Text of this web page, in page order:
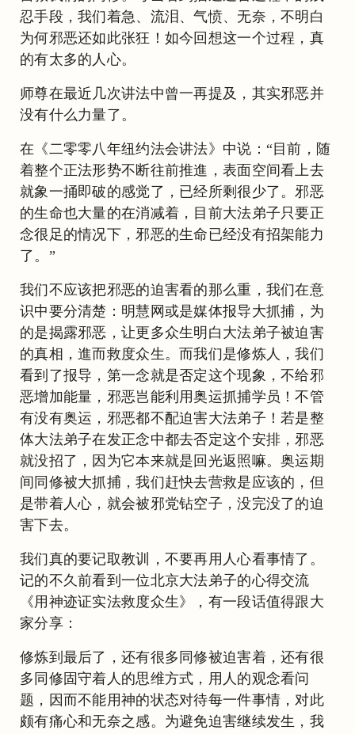
忍手段，我们着急、流泪、气愤、无奈，不明白
为何邪恶还如此张狂！如今回想这一个过程，真
的有太多的人心。
师尊在最近几次讲法中曾一再提及，其实邪恶并
没有什么力量了。
在《二零零八年纽约法会讲法》中说：“目前，随
着整个正法形势不断往前推進，表面空间看上去
就象一捅即破的感觉了，已经所剩很少了。邪恶
的生命也大量的在消减着，目前大法弟子只要正
念很足的情况下，邪恶的生命已经没有招架能力
了。”
我们不应该把邪恶的迫害看的那么重，我们在意
识中要分清楚：明慧网或是媒体报导大抓捕，为
的是揭露邪恶，让更多众生明白大法弟子被迫害
的真相，進而救度众生。而我们是修炼人，我们
看到了报导，第一念就是否定这个现象，不给邪
恶增加能量，邪恶岂能利用奥运抓捕学员！不管
有没有奥运，邪恶都不配迫害大法弟子！若是整
体大法弟子在发正念中都去否定这个安排，邪恶
就没招了，因为它本来就是回光返照嘛。奥运期
间同修被大抓捕，我们赶快去营救是应该的，但
是带着人心，就会被邪党钻空子，没完没了的迫
害下去。
我们真的要记取教训，不要再用人心看事情了。
记的不久前看到一位北京大法弟子的心得交流
《用神迹证实法救度众生》，有一段话值得跟大
家分享：
修炼到最后了，还有很多同修被迫害着，还有很
多同修固守着人的思维方式，用人的观念看问
题，因而不能用神的状态对待每一件事情，对此
颇有痛心和无奈之感。为避免迫害继续发生，我